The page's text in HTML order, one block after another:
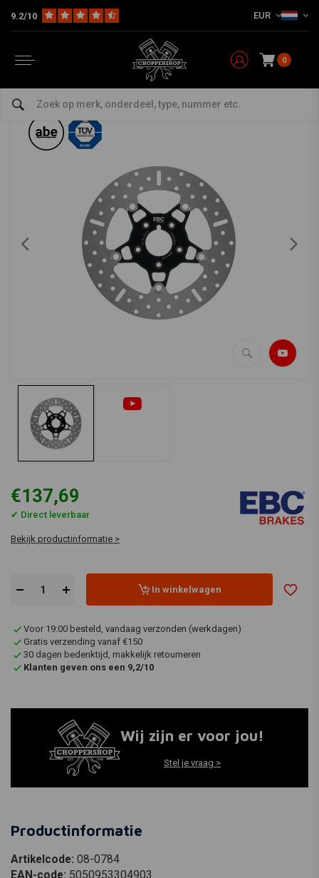
9.2/10 EUR
0
HD Harley onderhoud Remrotor, rechtsvoor MD514RS
Remrotor, rechtsvoor MD514RS
€137,69
✔ Direct leverbaar
Bekijk productinformatie >
In winkelwagen
Voor 19:00 besteld, vandaag verzonden (werkdagen)
Gratis verzending vanaf €150
30 dagen bedenktijd, makkelijk retourneren
Klanten geven ons een 9,2/10
Wij zijn er voor jou!
Stel je vraag >
Productinformatie
Artikelcode: 08-0784
EAN-code: 5050953304903